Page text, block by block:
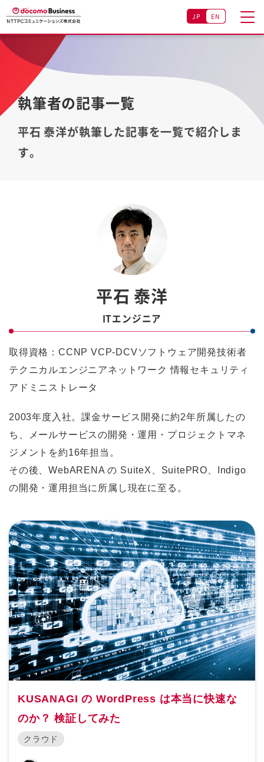
JP EN
執筆者の記事一覧
平石 泰洋が執筆した記事を一覧で紹介しま
す。
平石 泰洋
ITエンジニア
取得資格：CCNP VCP-DCVソフトウェア開発技術者
テクニカルエンジニアネットワーク 情報セキュリティ
アドミニストレータ
2003年度入社。課金サービス開発に約2年所属したの
ち、メールサービスの開発・運用・プロジェクトマネ
ジメントを約16年担当。
その後、WebARENA の SuiteX、SuitePRO、Indigo
の開発・運用担当に所属し現在に至る。
KUSANAGI の WordPress は本当に快速な
のか？ 検証してみた
クラウド